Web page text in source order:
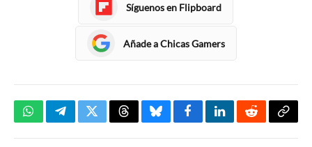
Síguenos en Flipboard
Añade a Chicas Gamers
WhatsAppTelegramTwitterThreadsBlueskyFacebookLinkedInReddit